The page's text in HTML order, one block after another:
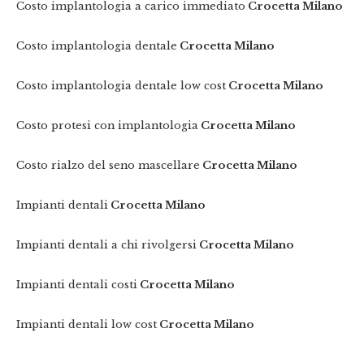
Costo implantologia a carico immediato Crocetta Milano
Costo implantologia dentale Crocetta Milano
Costo implantologia dentale low cost Crocetta Milano
Costo protesi con implantologia Crocetta Milano
Costo rialzo del seno mascellare Crocetta Milano
Impianti dentali Crocetta Milano
Impianti dentali a chi rivolgersi Crocetta Milano
Impianti dentali costi Crocetta Milano
Impianti dentali low cost Crocetta Milano